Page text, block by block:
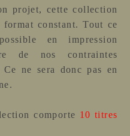
projet, cette collection
format constant. Tout ce
en impression
de nos contraintes
Ce ne sera donc pas en
comporte 10 titres